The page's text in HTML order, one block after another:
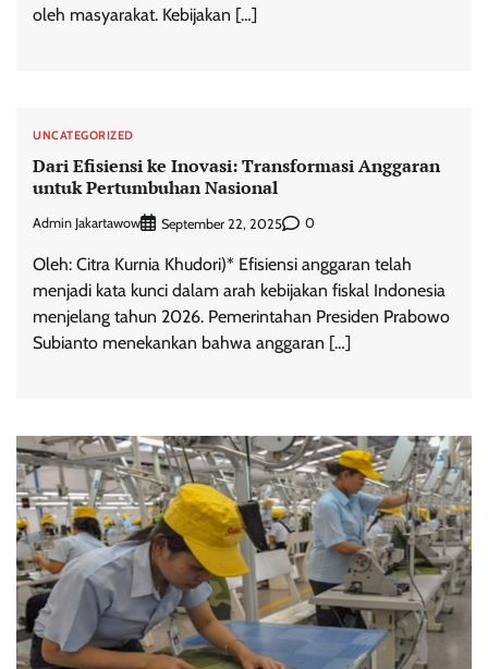
oleh masyarakat. Kebijakan […]
UNCATEGORIZED
Dari Efisiensi ke Inovasi: Transformasi Anggaran
untuk Pertumbuhan Nasional
Admin Jakartawow September 22, 2025 0
Oleh: Citra Kurnia Khudori)* Efisiensi anggaran telah
menjadi kata kunci dalam arah kebijakan fiskal Indonesia
menjelang tahun 2026. Pemerintahan Presiden Prabowo
Subianto menekankan bahwa anggaran […]